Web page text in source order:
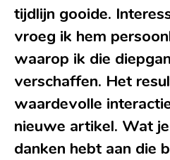
tijdlijn gooide.
vroeg ik hem
waarop ik die
verschaffen. Het
waardevolle
nieuwe artikel. Wat
danken hebt aan die